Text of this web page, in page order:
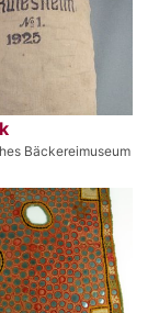
Bäckereimuseum